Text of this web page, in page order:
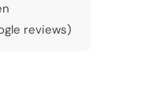
reviews)